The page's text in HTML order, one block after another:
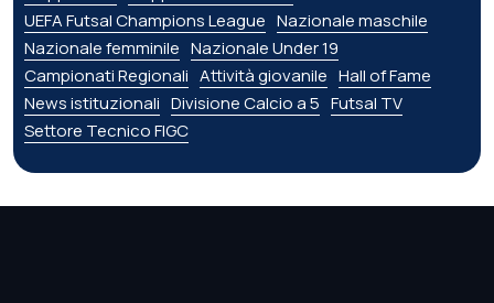
UEFA Futsal Champions League Nazionale maschile
Nazionale femminile Nazionale Under 19
Campionati Regionali Attività giovanile Hall of Fame
News istituzionali Divisione Calcio a 5 Futsal TV
Settore Tecnico FIGC